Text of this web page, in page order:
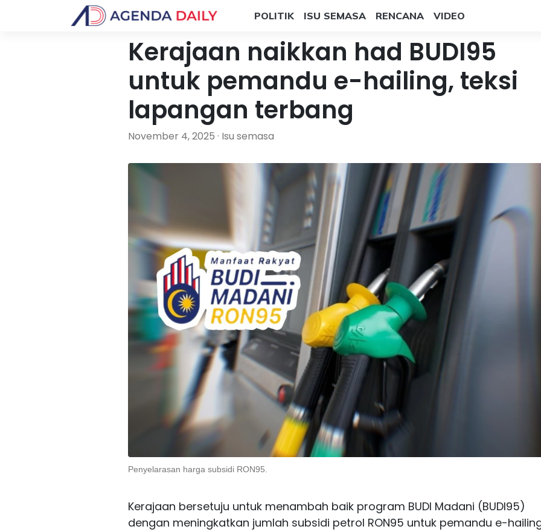
POLITIK ISU SEMASA RENCANA VIDEO
Kerajaan naikkan had BUDI95
untuk pemandu e-hailing, teksi
lapangan terbang
November 4, 2025 · Isu semasa
Penyelarasan harga subsidi RON95.
Kerajaan bersetuju untuk menambah baik program BUDI Madani (BUDI95)
dengan meningkatkan jumlah subsidi petrol RON95 untuk pemandu e-